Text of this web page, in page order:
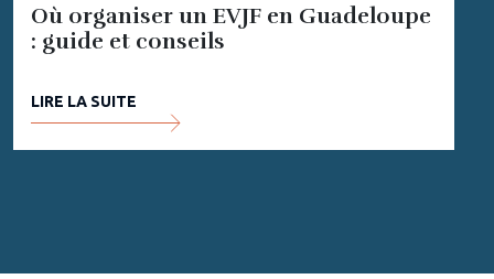
Où organiser un EVJF en Guadeloupe
: guide et conseils
LIRE LA SUITE